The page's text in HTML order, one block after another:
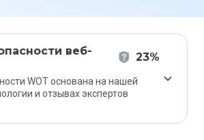
веб-
23%
WOT основана на нашей
и отзывах экспертов